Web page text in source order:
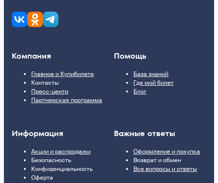
Компания
Главное о Купибилете
Контакты
Пресс-центр
Партнерская программа
Помощь
База знаний
Где мой билет
Блог
Информация
Акции и распродажи
Безопасность
Конфиденциальность
Оферта
Важные ответы
Оформление и покупка
Возврат и обмен
Все вопросы и ответы